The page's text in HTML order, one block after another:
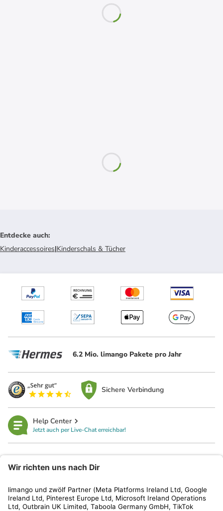
Entdecke auch:
Kinderaccessoires|Kinderschals & Tücher
6.2 Mio. limango Pakete pro Jahr
Sichere Verbindung
Help Center
Jetzt auch per Live-Chat erreichbar!
Kundenservice